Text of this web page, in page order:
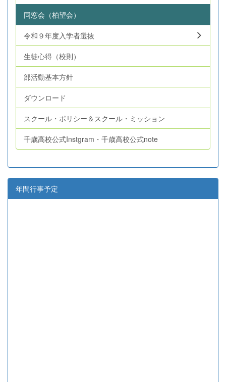
同窓会（柏望会）
令和９年度入学者選抜
生徒心得（校則）
部活動基本方針
ダウンロード
スクール・ポリシー＆スクール・ミッション
千歳高校公式Instgram・千歳高校公式note
年間行事予定